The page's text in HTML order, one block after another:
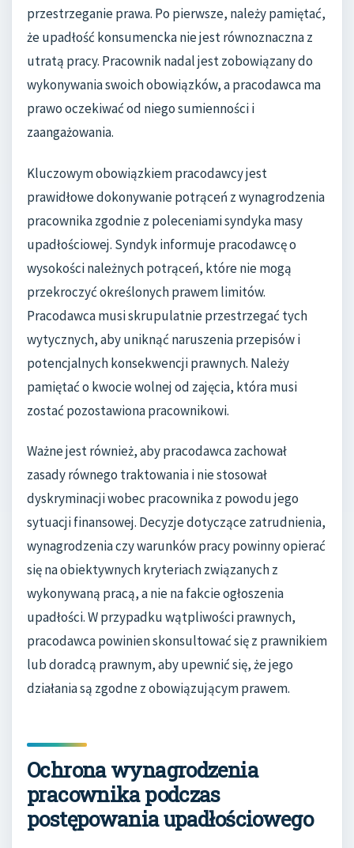
przestrzeganie prawa. Po pierwsze, należy pamiętać,
że upadłość konsumencka nie jest równoznaczna z
utratą pracy. Pracownik nadal jest zobowiązany do
wykonywania swoich obowiązków, a pracodawca ma
prawo oczekiwać od niego sumienności i
zaangażowania.
Kluczowym obowiązkiem pracodawcy jest
prawidłowe dokonywanie potrąceń z wynagrodzenia
pracownika zgodnie z poleceniami syndyka masy
upadłościowej. Syndyk informuje pracodawcę o
wysokości należnych potrąceń, które nie mogą
przekroczyć określonych prawem limitów.
Pracodawca musi skrupulatnie przestrzegać tych
wytycznych, aby uniknąć naruszenia przepisów i
potencjalnych konsekwencji prawnych. Należy
pamiętać o kwocie wolnej od zajęcia, która musi
zostać pozostawiona pracownikowi.
Ważne jest również, aby pracodawca zachował
zasady równego traktowania i nie stosował
dyskryminacji wobec pracownika z powodu jego
sytuacji finansowej. Decyzje dotyczące zatrudnienia,
wynagrodzenia czy warunków pracy powinny opierać
się na obiektywnych kryteriach związanych z
wykonywaną pracą, a nie na fakcie ogłoszenia
upadłości. W przypadku wątpliwości prawnych,
pracodawca powinien skonsultować się z prawnikiem
lub doradcą prawnym, aby upewnić się, że jego
działania są zgodne z obowiązującym prawem.
Ochrona wynagrodzenia
pracownika podczas
postępowania upadłościowego